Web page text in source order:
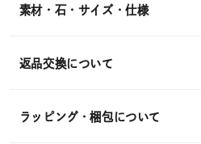
素材・石・サイズ・仕様
返品交換について
ラッピング・梱包について